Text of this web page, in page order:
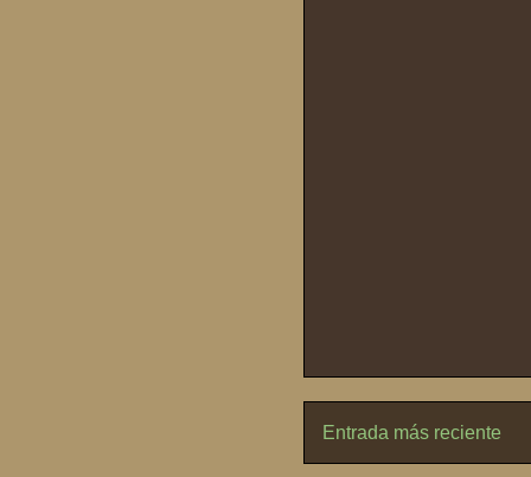
Entrada más reciente